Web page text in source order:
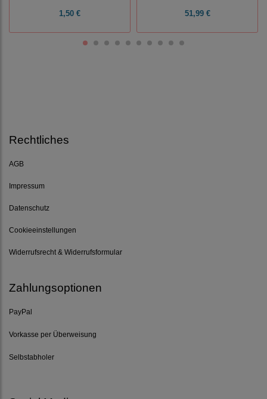
1,50 € 51,99 €
Rechtliches
AGB
Impressum
Datenschutz
Cookieeinstellungen
Widerrufsrecht & Widerrufsformular
Zahlungsoptionen
PayPal
Vorkasse per Überweisung
Selbstabholer